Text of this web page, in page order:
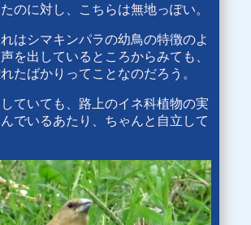
のに対し、こちらは無地っぽい。
はシマキンパラの幼鳥の特徴のよ
を出しているところからみても、
たばかりってことなのだろう。
ていても、路上のイネ科植物の実
でいるあたり、ちゃんと自立して